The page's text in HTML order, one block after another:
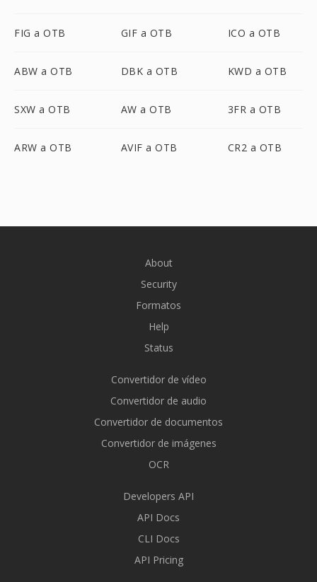
FIG a OTB GIF a OTB ICO a OTB
ABW a OTB DBK a OTB KWD a OTB
SXW a OTB AW a OTB 3FR a OTB
ARW a OTB AVIF a OTB CR2 a OTB
About
Security
Formatos
Help
Status
Convertidor de vídeo
Convertidor de audio
Convertidor de documentos
Convertidor de imágenes
OCR
Developers API
API Docs
CLI Docs
API Pricing